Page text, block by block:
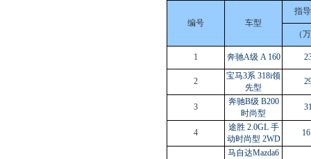
编号 车型
指
（
1 奔驰A级 A 160
2
宝马3系 318i领
先型
3
奔驰B级 B200
时尚型
4
途胜 2.0GL 手
动时尚型 2WD
马自达Mazda6